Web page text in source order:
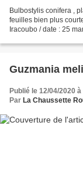
Bulbostylis conifera ,
feuilles bien plus
Iracoubo / date : 25
Guzmania
Publié le 12/04/2020 à
Par La Chaussette